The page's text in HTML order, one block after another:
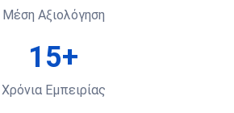
Μέση Αξιολόγηση
15+
Χρόνια Εμπειρίας